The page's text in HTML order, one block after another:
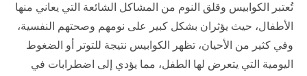
تُعتبر الكوابيس وقلق النوم من المشاكل الشائعة التي يعاني منها
الأطفال، حيث يؤثران بشكل كبير على نومهم وصحتهم النفسية،
وفي كثير من الأحيان، تظهر الكوابيس نتيجة للتوتر أو الضغوط
اليومية التي يتعرض لها الطفل، مما يؤدي إلى اضطرابات في